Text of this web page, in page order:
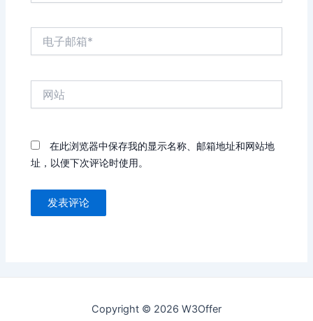
在此浏览器中保存我的显示名称、邮箱地址和网站地
址，以便下次评论时使用。
Copyright © 2026 W3Offer